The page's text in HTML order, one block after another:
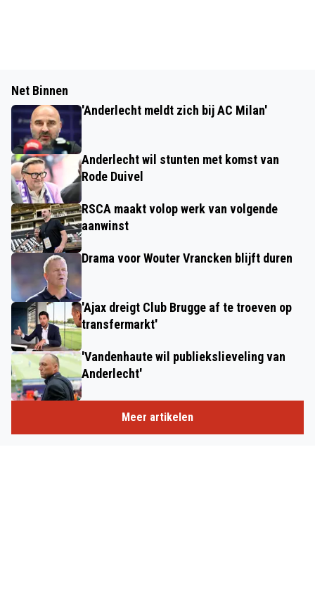
Net Binnen
'Anderlecht meldt zich bij AC Milan'
Anderlecht wil stunten met komst van
Rode Duivel
RSCA maakt volop werk van volgende
aanwinst
Drama voor Wouter Vrancken blijft duren
'Ajax dreigt Club Brugge af te troeven op
transfermarkt'
'Vandenhaute wil publiekslieveling van
Anderlecht'
Meer artikelen